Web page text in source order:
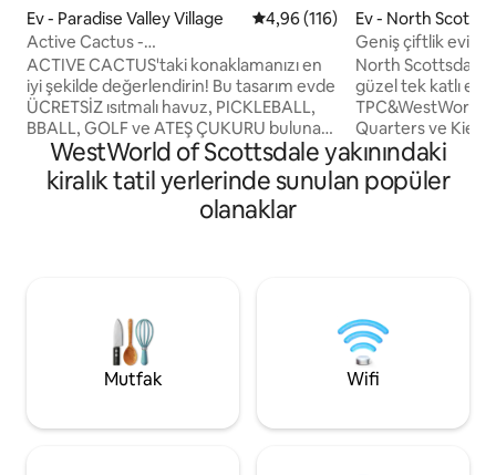
Ev - Paradise Valley Village 5 üzerinden ortalama 4,96
4,96 (116)
Active Cactus -
Pickleball/Basketbol/Havuz/Golf/Ateş
Çukuru
ACTIVE CACTUS'taki konaklamanızı en
iyi şekilde değerlendirin! Bu tasarım evde
ÜCRETSİZ ısıtmalı havuz, PICKLEBALL,
BBALL, GOLF ve ATEŞ ÇUKURU bulunan
bir açık hava vahası bulunmaktadır! Şefin
mutfağı, aile yemekleri ve 4 yatak odası -
2 kral süit, 3 kraliçe yatak dahil olmak
üzere herkesin kendini evinde
Paradise Valley Mall yeniden geliştirme
projesine yürüme mesafesinde!
Dinlenmek, macera yaşamak ve anılar
biriktirmek için mükemmel bir kaçamak!
Ev - North
Geniş çiftlik evi,
TPC yakınında
North
güzel tek katlı ev,
Quarters ve
mağazalarına ve
uzaklıkta. 6 kişilik
shuffleboard ve
kapısı.
tenis kortlarına
WestWorld of Scottsdale yakınındaki
kiralık tatil yerlerinde sunulan popüler
olanaklar
Mutfak Wifi